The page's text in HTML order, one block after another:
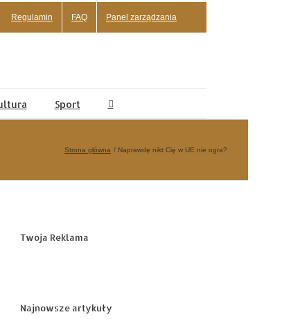
Regulamin FAQ Panel zarządzania
Sport
Strona główna Naprawdę nikt Cię w UE nie ogra?
Twoja Reklama
Najnowsze artykuły